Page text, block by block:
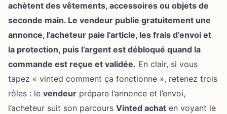
achètent des vêtements, accessoires ou objets de
seconde main. Le vendeur publie gratuitement une
annonce, l’acheteur paie l’article, les frais d’envoi et
la protection, puis l’argent est débloqué quand la
commande est reçue et validée. En clair, si vous
tapez « vinted comment ça fonctionne », retenez trois
rôles : le vendeur prépare l’annonce et l’envoi,
l’acheteur suit son parcours Vinted achat en voyant le